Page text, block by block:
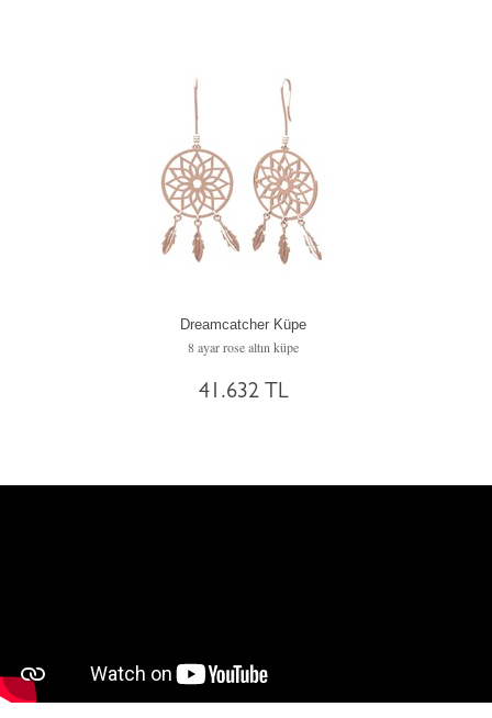
Dreamcatcher Küpe
8 ayar rose altın küpe
41.632 TL